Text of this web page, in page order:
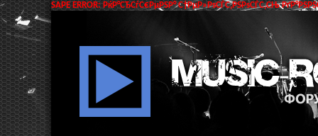
SAPE ERROR: РќР°СЂСѓС€РµРЅР° С†РµР»РѕСЃС‚РЅРѕСЃС‚СЊ